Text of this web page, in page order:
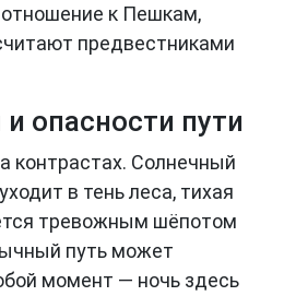
к Пешкам,
предвестниками
опасности пути
контрастах. Солнечный
в тень леса, тихая
тревожным шёпотом
путь может
момент — ночь здесь